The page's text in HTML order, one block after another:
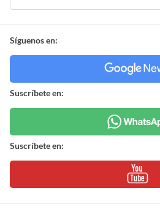
Síguenos en:
Suscríbete en:
Suscríbete en: